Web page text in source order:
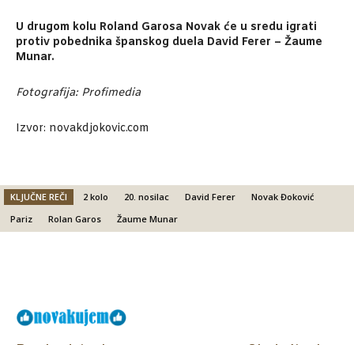
U drugom kolu Roland Garosa Novak će u sredu igrati
protiv pobednika španskog duela David Ferer – Žaume
Munar.
Fotografija: Profimedia
Izvor: novakdjokovic.com
KLJUČNE REČI 2 kolo 20. nosilac David Ferer
Novak Đoković
Pariz
Rolan Garos Žaume Munar